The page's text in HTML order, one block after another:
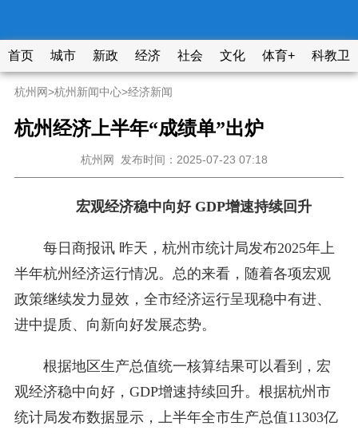
首页 城市 新政 经济 社会 文化 体育+ 科教卫
杭州网>杭州新闻中心>经济新闻
杭州经济上半年“成绩单”出炉
杭州网 发布时间：2025-07-23 07:18
宏观经济稳中向好 GDP增速持续回升
每日商报讯 昨天，杭州市统计局发布2025年上
半年杭州经济运行情况。总的来看，随着各项宏观
政策继续发力显效，全市经济运行呈现稳中有进、
进中提质、向新向好发展态势。
根据地区生产总值统一核算结果可以看到，宏
观经济稳中向好，GDP增速持续回升。根据杭州市
统计局发布数据显示，上半年全市生产总值11303亿